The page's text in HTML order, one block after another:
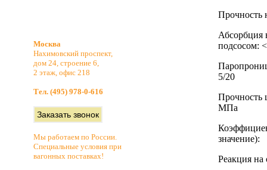
Москва
Нахимовский проспект,
дом 24, строение 6,
2 этаж, офис 218
Тел. (495) 978-0-616
Мы работаем по России.
Специальные условия при
вагонных поставках!
Прочность
Абсорбция
подсосом:
5/20
Прочность
МПа
значение):
Реакция на